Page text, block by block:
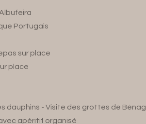
Portugais
sur place
place
dauphins - Visite des grottes de
apéritif organisé